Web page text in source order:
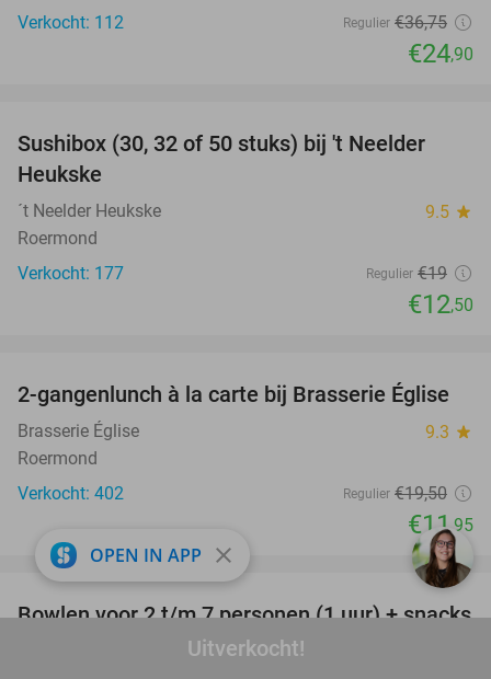
Uitverkocht!
Verkocht: 112
Regulier €36,75
€24,90
34%
Sushibox (30, 32 of 50 stuks) bij 't Neelder
Heukske
´t Neelder Heukske 9.5 star
Roermond
Verkocht: 177
Regulier €19
€12,50
39%
2-gangenlunch à la carte bij Brasserie Église
Brasserie Église 9.3 star
Roermond
Verkocht: 402
Regulier €19,50
€11,95
52%
favorite_border
Bowlen voor 2 t/m 7 personen (1 uur) + snacks
OPEN IN APP close